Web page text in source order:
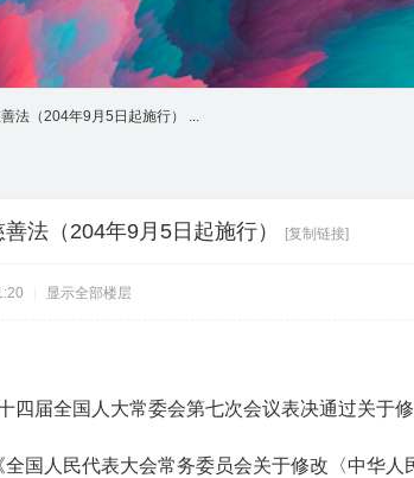
法（204年9月5日起施行） ...
法（204年9月5日起施行） [复制链接]
显示全部楼层
四届全国人大常委会第七次会议表决通过关于
国人民代表大会常务委员会关于修改〈中华